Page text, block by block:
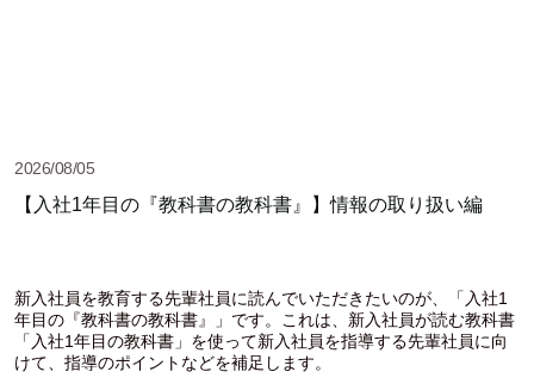
2026/08/05
【入社1年目の『教科書の教科書』】情報の取り扱い編
新入社員を教育する先輩社員に読んでいただきたいのが、「入社1
年目の『教科書の教科書』」です。これは、新入社員が読む教科書
「入社1年目の教科書」を使って新入社員を指導する先輩社員に向
けて、指導のポイントなどを補足します。